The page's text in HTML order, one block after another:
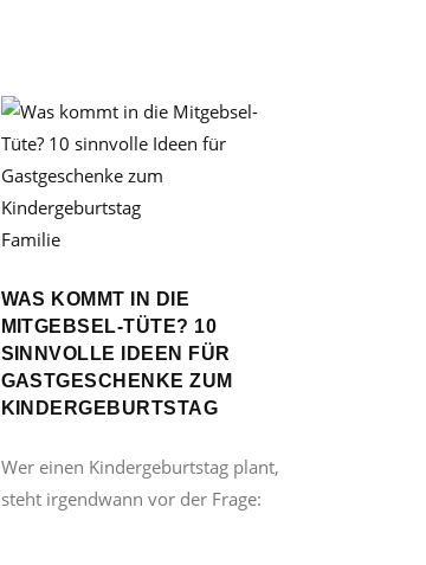
Familie
WAS KOMMT IN DIE
MITGEBSEL-TÜTE? 10
SINNVOLLE IDEEN FÜR
GASTGESCHENKE ZUM
KINDERGEBURTSTAG
Wer einen Kindergeburtstag plant,
steht irgendwann vor der Frage: